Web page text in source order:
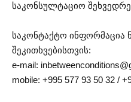
საკონსულტაციო
საკონტაქტო ინფორმაცია
შეკითხვებისთვის:
e-mail:
mobile: +995 577 93 50 32 /